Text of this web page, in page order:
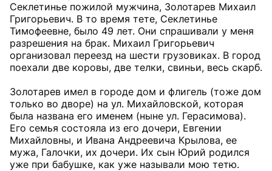
Секлетинье пожилой мужчина, Золотарев Михаил
Григорьевич. В то время тете, Секлетинье
Тимофеевне, было 49 лет. Они спрашивали у меня
разрешения на брак. Михаил Григорьевич
организовал переезд на шести грузовиках. В город
поехали две коровы, две телки, свиньи, весь скарб.
Золотарев имел в городе дом и флигель (тоже дом
только во дворе) на ул. Михайловской, которая
была названа его именем (ныне ул. Герасимова).
Его семья состояла из его дочери, Евгении
Михайловны, и Ивана Андреевича Крылова, ее
мужа, Галочки, их дочери. Их сын Юрий родился
уже при бабушке, как уже называли мою тетю.